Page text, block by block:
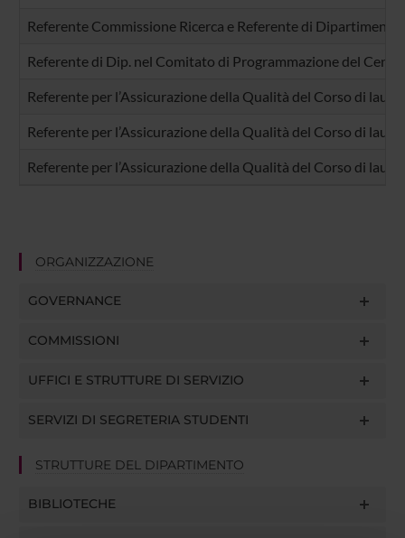
Referente Commissione Ricerca e Referente di
Referente di Dip. nel Comitato di Programmazione del
Referente per l’Assicurazione della Qualità del Corso di
Referente per l’Assicurazione della Qualità del Corso di
Referente per l’Assicurazione della Qualità del Corso di
ORGANIZZAZIONE
GOVERNANCE
COMMISSIONI
UFFICI E STRUTTURE DI SERVIZIO
SERVIZI DI SEGRETERIA STUDENTI
STRUTTURE DEL DIPARTIMENTO
BIBLIOTECHE